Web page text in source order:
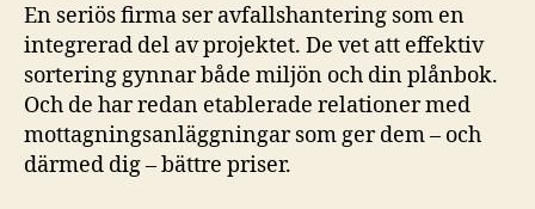
En seriös firma ser avfallshantering som en
integrerad del av projektet. De vet att effektiv
sortering gynnar både miljön och din plånbok.
Och de har redan etablerade relationer med
mottagningsanläggningar som ger dem – och
därmed dig – bättre priser.